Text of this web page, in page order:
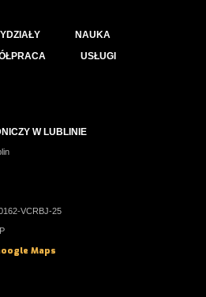
NAUKA
USŁUGI
W LUBLINIE
VCRBJ-25
Maps